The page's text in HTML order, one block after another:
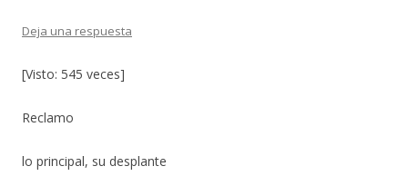
Deja una respuesta
[Visto: 545 veces]
Reclamo
lo principal, su desplante